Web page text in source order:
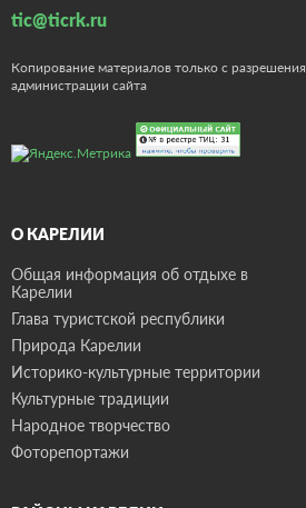
tic@ticrk.ru
Копирование материалов только с разрешения
администрации сайта
О КАРЕЛИИ
Общая информация об отдыхе в
Карелии
Глава туристской республики
Природа Карелии
Историко-культурные территории
Культурные традиции
Народное творчество
Фоторепортажи